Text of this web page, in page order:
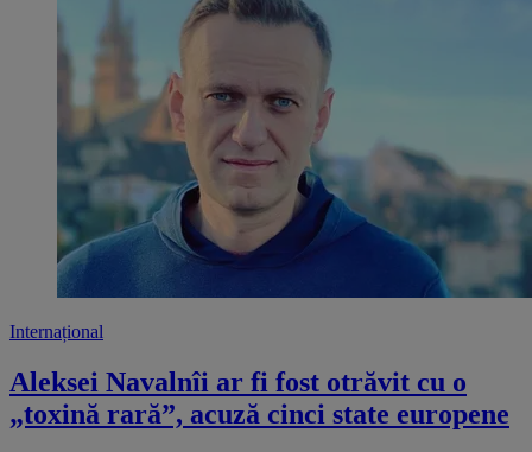
Internațional
Aleksei Navalnîi ar fi fost otrăvit cu o
„toxină rară”, acuză cinci state europene